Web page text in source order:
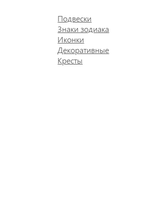
Подвески
Знаки зодиака
Иконки
Декоративные
Кресты